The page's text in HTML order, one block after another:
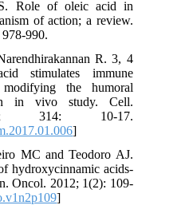
S. Role of oleic acid in
of action; a review.
978-990.
Narendhirakannan R. 3, 4
acid stimulates immune
modifying the humoral
An in vivo study. Cell.
314: 10-17.
MC and Teodoro AJ.
of hydroxycinnamic acids-
Oncol. 2012; 1(2): 109-